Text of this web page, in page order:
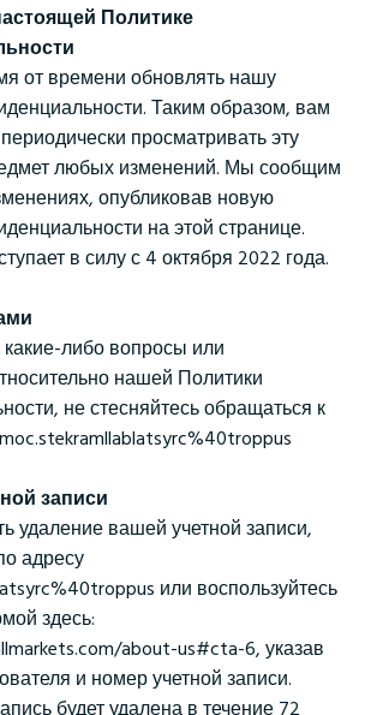
Политике
от времени обновлять нашу
Таким образом, вам
просматривать эту
любых изменений. Мы сообщим
опубликовав новую
на этой странице.
в силу с 4 октября 2022 года.
какие-либо вопросы или
нашей Политики
не стесняйтесь обращаться к
записи
удаление вашей учетной записи,
адресу
или воспользуйтесь
здесь:
about-us#cta-6, указав
и номер учетной записи.
будет удалена в течение 72